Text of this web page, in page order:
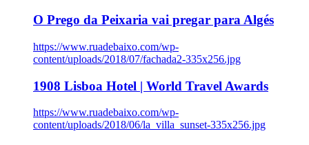
O Prego da Peixaria vai pregar para Algés
https://www.ruadebaixo.com/wp-
content/uploads/2018/07/fachada2-335x256.jpg
1908 Lisboa Hotel | World Travel Awards
https://www.ruadebaixo.com/wp-
content/uploads/2018/06/la_villa_sunset-335x256.jpg